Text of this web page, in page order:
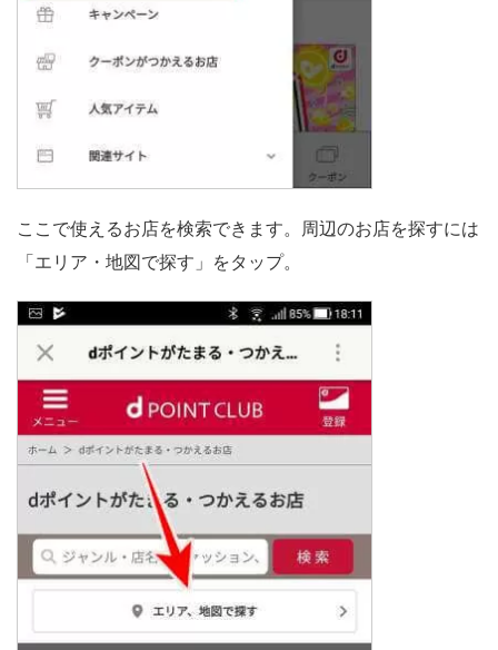
ここで使えるお店を検索できます。周辺のお店を探すには
「エリア・地図で探す」をタップ。